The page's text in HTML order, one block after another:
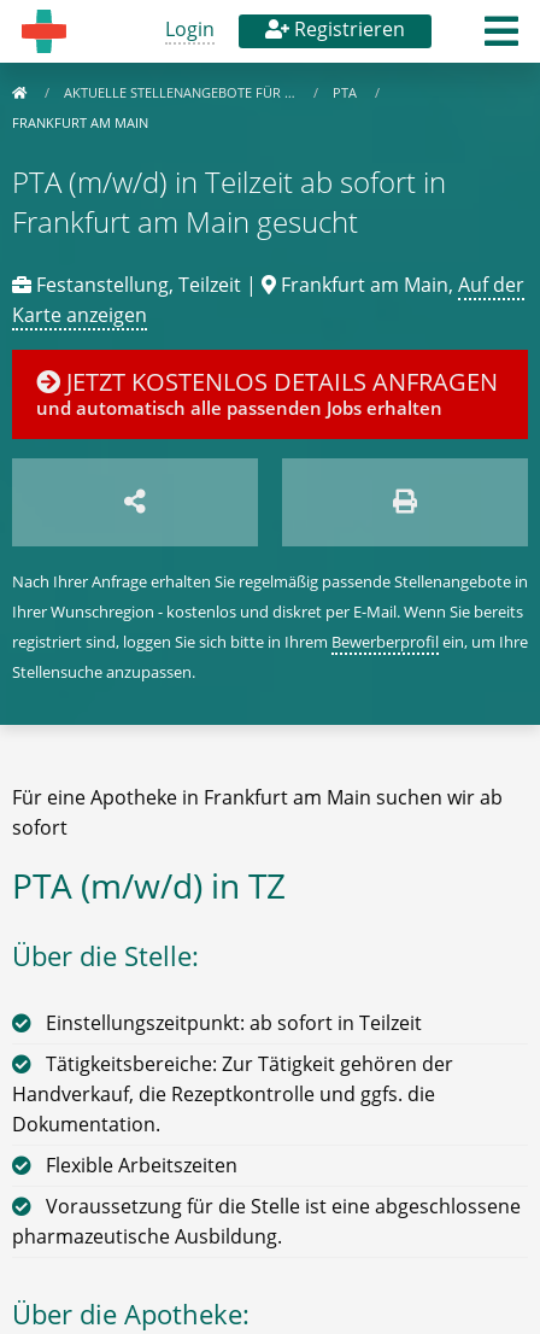
Login Registrieren
AKTUELLE STELLENANGEBOTE FÜR …
PTA
FRANKFURT AM MAIN
PTA (m/w/d) in Teilzeit ab sofort in
Frankfurt am Main gesucht
Festanstellung, Teilzeit | Frankfurt am Main, Auf der
Karte anzeigen
JETZT KOSTENLOS DETAILS ANFRAGEN
und automatisch alle passenden Jobs erhalten
Nach Ihrer Anfrage erhalten Sie regelmäßig passende Stellenangebote in
Ihrer Wunschregion - kostenlos und diskret per E-Mail. Wenn Sie bereits
registriert sind, loggen Sie sich bitte in Ihrem Bewerberprofilein, um Ihre
Stellensuche anzupassen.
Für eine Apotheke in Frankfurt am Main suchen wir ab
sofort
PTA (m/w/d) in TZ
Über die Stelle:
Einstellungszeitpunkt: ab sofort in Teilzeit
Tätigkeitsbereiche: Zur Tätigkeit gehören der
Handverkauf, die Rezeptkontrolle und ggfs. die
Dokumentation.
Flexible Arbeitszeiten
Voraussetzung für die Stelle ist eine abgeschlossene
pharmazeutische Ausbildung.
Über die Apotheke: